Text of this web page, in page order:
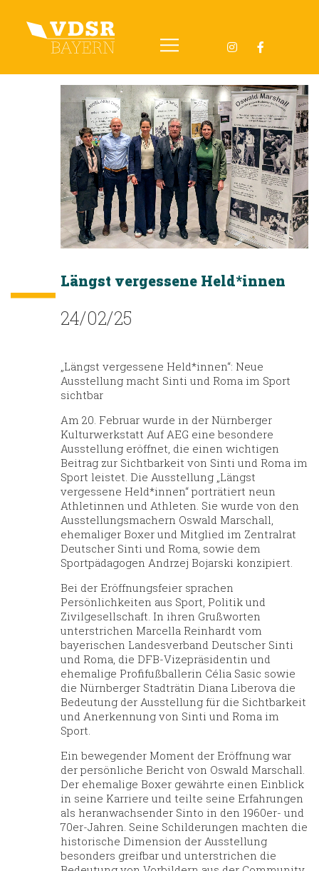
Längst vergessene Held*innen
24/02/25
„Längst vergessene Held*innen“: Neue
Ausstellung macht Sinti und Roma im Sport
sichtbar
Am 20. Februar wurde in der Nürnberger
Kulturwerkstatt Auf AEG eine besondere
Ausstellung eröffnet, die einen wichtigen
Beitrag zur Sichtbarkeit von Sinti und Roma im
Sport leistet. Die Ausstellung „Längst
vergessene Held*innen“ porträtiert neun
Athletinnen und Athleten. Sie wurde von den
Ausstellungsmachern Oswald Marschall
ehemaliger Boxer und Mitglied im Zentralrat
Deutscher Sinti und Roma, sowie dem
Sportpädagogen Andrzej Bojarski konzipiert.
Bei der Eröffnungsfeier sprachen
Persönlichkeiten aus Sport, Politik und
Zivilgesellschaft. In ihren Grußworten
unterstrichen Marcella Reinhardt vom
bayerischen Landesverband Deutscher Sinti
und Roma , die DFB-Vizepräsidentin und
ehemalige Profifußballerin Célia Sasic sowie
die Nürnberger Stadträtin Diana Liberova die
Bedeutung der Ausstellung für die Sichtbarkeit
und Anerkennung von Sinti und Roma im
Sport.
Ein bewegender Moment der Eröffnung war
der persönliche Bericht von Oswald Marschall
Der ehemalige Boxer gewährte einen Einblick
in seine Karriere und teilte seine Erfahrungen
als heranwachsender Sinto in den 1960er- und
70er-Jahren. Seine Schilderungen machten die
historische Dimension der Ausstellung
besonders greifbar und unterstrichen die